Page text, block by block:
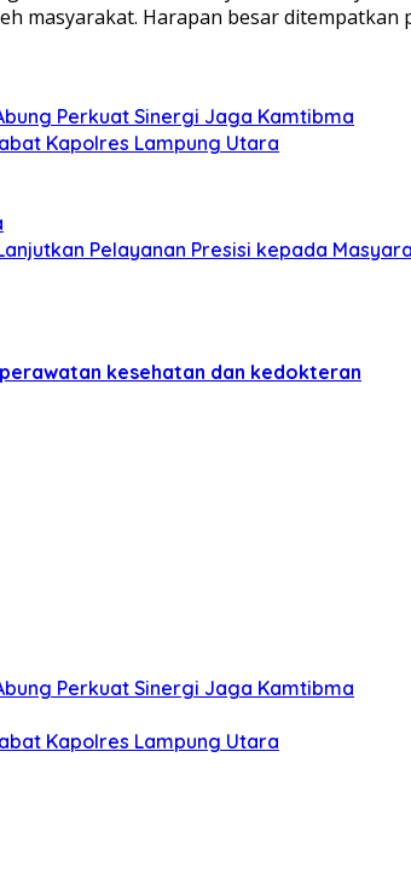
masyarakat. Harapan besar
Perkuat Sinergi Jaga Kamtibma
Kapolres Lampung Utara
Pelayanan Presisi kepada
perawatan kesehatan dan kedokteran
Perkuat Sinergi Jaga Kamtibma
Kapolres Lampung Utara